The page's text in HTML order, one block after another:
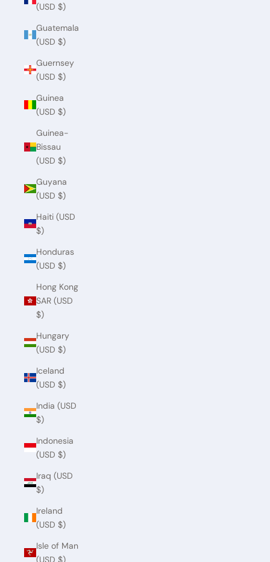
(USD $)
Guatemala
(USD $)
Guernsey
(USD $)
Guinea
(USD $)
Guinea-
Bissau
(USD $)
Guyana
(USD $)
Haiti (USD
$)
Honduras
(USD $)
Hong Kong
SAR (USD
$)
Hungary
(USD $)
Iceland
(USD $)
India (USD
$)
Indonesia
(USD $)
Iraq (USD
$)
Ireland
(USD $)
Isle of Man
(USD $)